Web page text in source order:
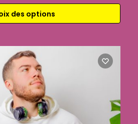
des options